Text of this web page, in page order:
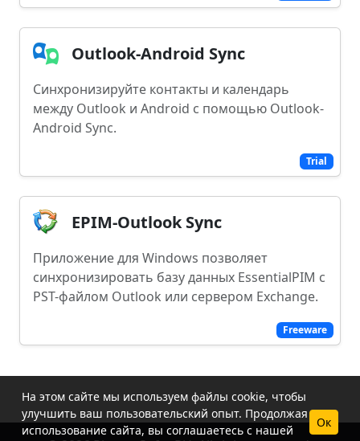
Trial
Outlook-Android Sync
Синхронизируйте контакты и календарь
между Outlook и Android с помощью Outlook-
Android Sync.
Freeware
EPIM-Outlook Sync
Приложение для Windows позволяет
синхронизировать базу данных EssentialPIM с
PST-файлом Outlook или сервером Exchange.
На этом сайте мы используем файлы cookie, чтобы
улучшить ваш пользовательский опыт. Продолжая
использование сайта, вы соглашаетесь с нашей
Ок